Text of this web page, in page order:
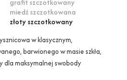
grafit szczotkowany
miedź szczotkowana
złoty szczotkowany
w klasycznym,
barwionego w masie szkła,
dla maksymalnej swobody